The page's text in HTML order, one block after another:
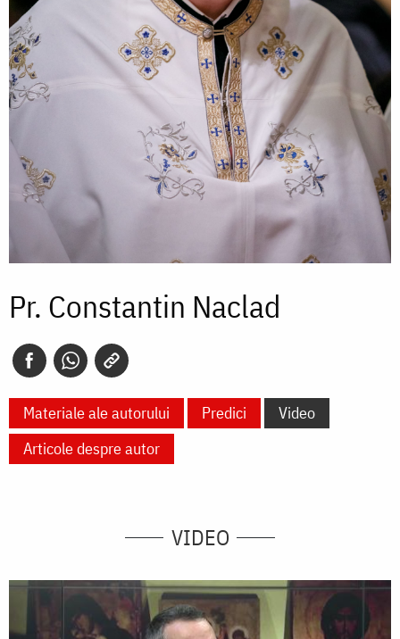
Pr. Constantin Naclad
Materiale ale autorului Predici
Video
Articole despre autor
VIDEO